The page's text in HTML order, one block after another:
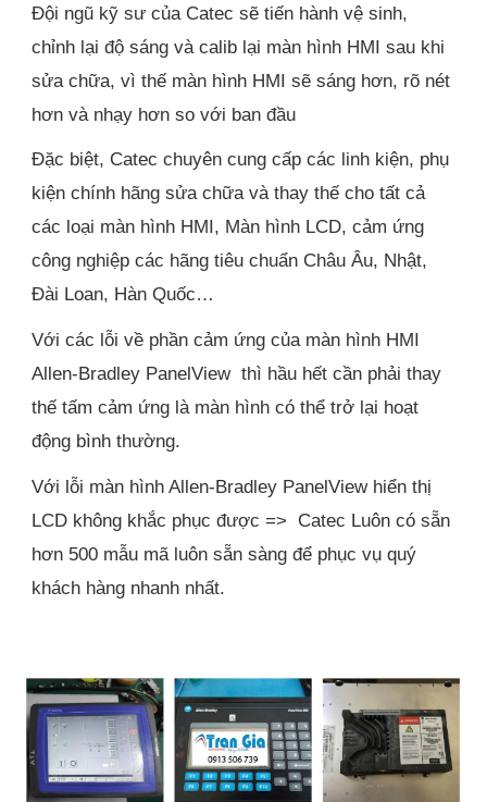
Đội ngũ kỹ sư của Catec sẽ tiến hành vệ sinh,
chỉnh lại độ sáng và calib lại màn hình HMI sau khi
sửa chữa, vì thế màn hình HMI sẽ sáng hơn, rõ nét
hơn và nhạy hơn so với ban đầu
Đặc biệt, Catec chuyên cung cấp các linh kiện, phụ
kiện chính hãng sửa chữa và thay thế cho tất cả
các loại màn hình HMI, Màn hình LCD, cảm ứng
công nghiệp các hãng tiêu chuẩn Châu Âu, Nhật,
Đài Loan, Hàn Quốc…
Với các lỗi về phần cảm ứng của màn hình HMI
Allen-Bradley PanelView thì hầu hết cần phải thay
thế tấm cảm ứng là màn hình có thể trở lại hoạt
động bình thường.
Với lỗi màn hình Allen-Bradley PanelView hiển thị
LCD không khắc phục được => Catec Luôn có sẵn
hơn 500 mẫu mã luôn sẵn sàng để phục vụ quý
khách hàng nhanh nhất.